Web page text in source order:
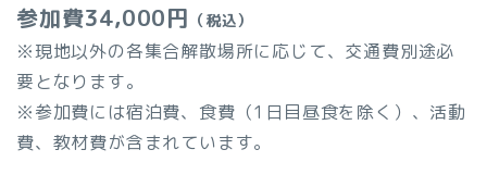
参加費34,000円 （税込）
※現地以外の各集合解散場所に応じて、交通費別途必
要となります。
※参加費には宿泊費、食費（1日目昼食を除く）、活動
費、教材費が含まれています。